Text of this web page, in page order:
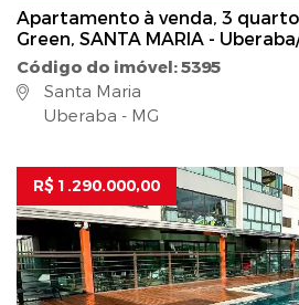
Apartamento à venda, 3
Green, SANTA MARIA -
Código do imóvel: 5395
Santa Maria
Uberaba - MG
R$ 1.290.000,00